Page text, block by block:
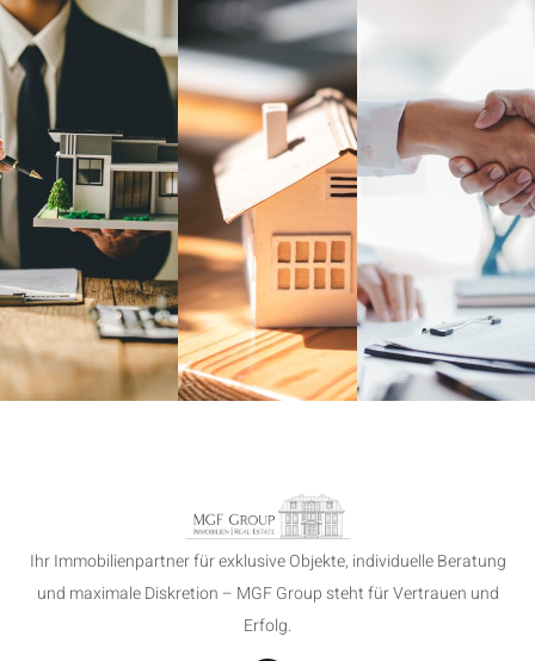
Ihr Immobilienpartner für exklusive Objekte, individuelle Beratung
und maximale Diskretion – MGF Group steht für Vertrauen und
Erfolg.